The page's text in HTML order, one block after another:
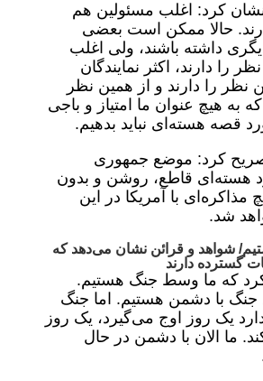
کرد: اغلب مسئولین هم
حالا ممکن است بعضی
داشته باشند، ولی اغلب
را دارند، اکثر نمایندگان
را دارند و از همین نظر
به هیچ عنوان ما امتیاز و باجی
قصه هسته‌ای نباید بدهیم.
تصریح کرد: موضع جمهوری
هسته‌ای قاطع، روشن و بدون
مذاکره‌ای با آمریکا در این
شد.
شواهد و قرائن نشان می‌دهد که
گسترده دارند
که ما وسط جنگ هستیم.
جنگ با دشمن هستیم. اما جنگ
یک روز اوج می‌گیرد، یک روز
ما الان با دشمن در حال